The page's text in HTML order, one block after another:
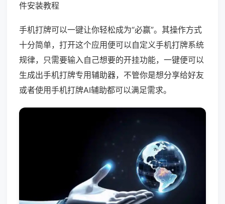
件安装教程
手机打牌可以一键让你轻松成为“必赢”。其操作方式
十分简单，打开这个应用便可以自定义手机打牌系统
规律，只需要输入自己想要的开挂功能，一键便可以
生成出手机打牌专用辅助器，不管你是想分享给好友
或者使用手机打牌AI辅助都可以满足需求。